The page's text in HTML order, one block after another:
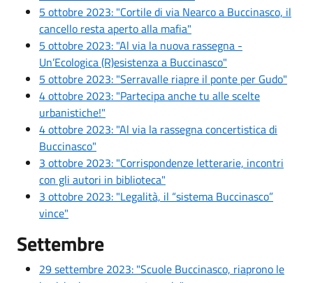
5 ottobre 2023: "Cortile di via Nearco a Buccinasco, il
cancello resta aperto alla mafia"
5 ottobre 2023: "Al via la nuova rassegna -
Un’Ecologica (R)esistenza a Buccinasco"
5 ottobre 2023: "Serravalle riapre il ponte per Gudo"
4 ottobre 2023: "Partecipa anche tu alle scelte
urbanistiche!"
4 ottobre 2023: "Al via la rassegna concertistica di
Buccinasco"
3 ottobre 2023: "Corrispondenze letterarie, incontri
con gli autori in biblioteca"
3 ottobre 2023: "Legalità, il “sistema Buccinasco”
vince"
Settembre
29 settembre 2023: "Scuole Buccinasco, riaprono le